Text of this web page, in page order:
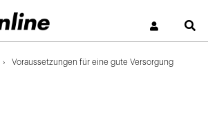
Voraussetzungen für eine gute Versorgung